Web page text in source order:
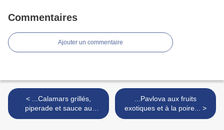
Commentaires
Ajouter un commentaire
< ...Calamars grillés,
piperade et sauce au
chorizo...
...Pavlova aux fruits
exotiques et à la poire... >